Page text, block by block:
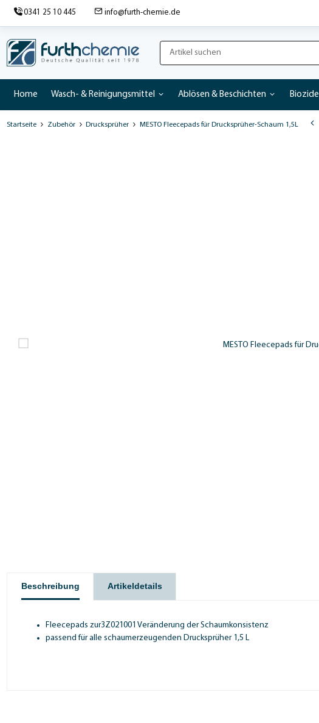
0341 25 10 445 info@furth-chemie.de
Wasch- & Reinigungsmittel Ablösen & Beschichten Biozide
Home
Startseite Zubehör Drucksprüher MESTO Fleecepads für Drucksprüher-Schaum 1,5L
Beschreibung Artikeldetails
Fleecepads zur3Z021001 Veränderung der Schaumkonsistenz
passend für alle schaumerzeugenden Drucksprüher 1,5 L